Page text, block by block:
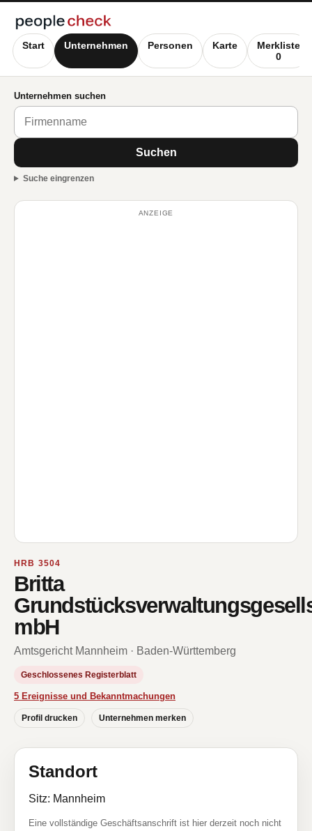
Start Unternehmen Personen Karte
Merkliste
0
Unternehmen suchen
Suchen
Suche eingrenzen
ANZEIGE
HRB 3504
Britta
mbH
Amtsgericht Mannheim · Baden-Württemberg
Geschlossenes Registerblatt
5 Ereignisse und Bekanntmachungen
Profil drucken Unternehmen merken
Standort
Sitz: Mannheim
Eine vollständige Geschäftsanschrift ist hier derzeit noch nicht